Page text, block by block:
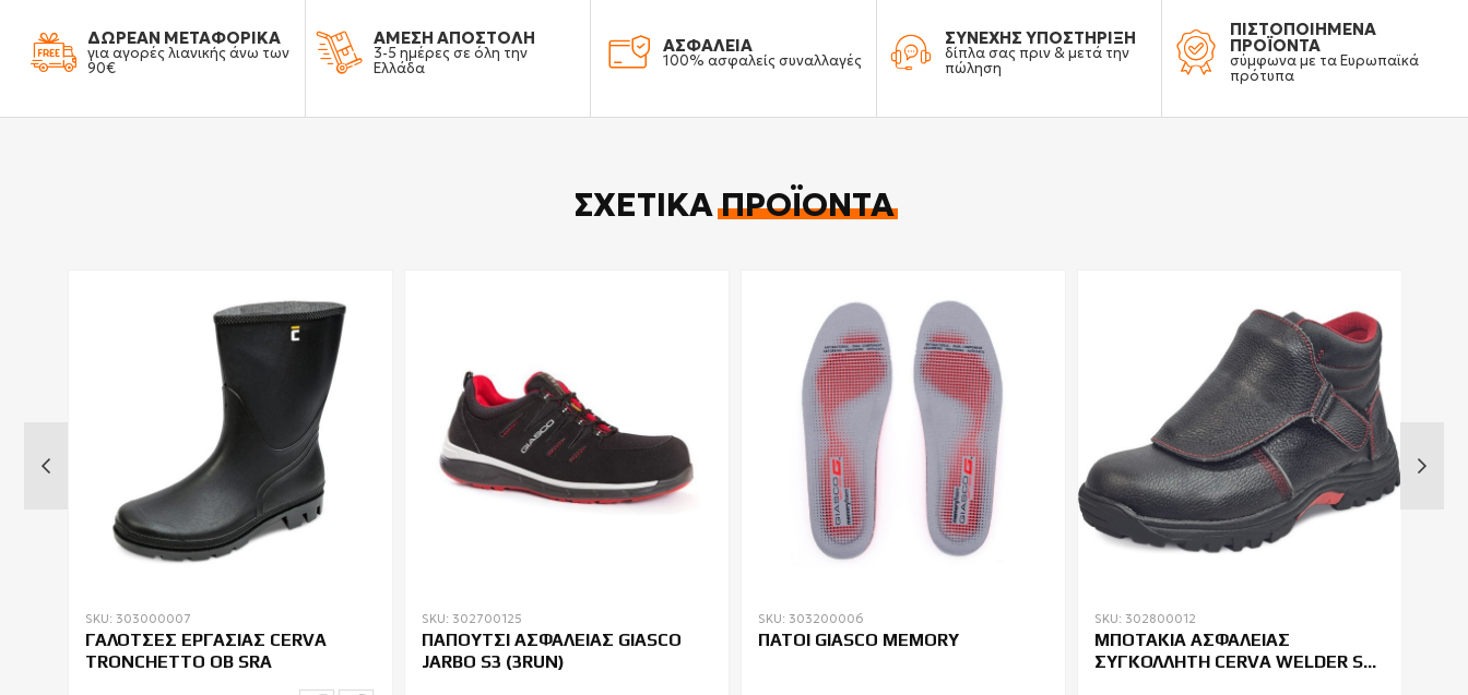
ΔΩΡΕΑΝ ΜΕΤΑΦΟΡΙΚΑ
για αγορές λιανικής άνω των
90€
ΑΜΕΣΗ ΑΠΟΣΤΟΛΗ
3-5 ημέρες σε όλη την
Ελλάδα
ΑΣΦΑΛΕΙΑ
100% ασφαλείς συναλλαγές
ΣΥΝΕΧΗΣ ΥΠΟΣΤΗΡΙΞΗ
δίπλα σας πριν & μετά την
πώληση
ΠΙΣΤΟΠΟΙΗΜΕΝΑ
ΠΡΟΪΟΝΤΑ
σύμφωνα με τα Ευρωπαϊκά
πρότυπα
ΣΧΕΤΙΚΆΠΡΟΪΌΝΤΑ
SKU: 303000007
ΓΑΛΟΤΣΕΣ ΕΡΓΑΣΙΑΣ CERVA
TRONCHETTO OB SRA
SKU: 302700125
ΠΑΠΟΥΤΣΙ ΑΣΦΑΛΕΙΑΣ GIASCO
JARBO S3 (3RUN)
SKU: 303200006
ΠΑΤΟΙ GIASCO MEMORY
SKU: 302800012
ΜΠΟΤΑΚΙΑ ΑΣΦΑΛΕΙΑΣ
ΣΥΓΚΟΛΛΗΤΗ CERVA WELDER S3